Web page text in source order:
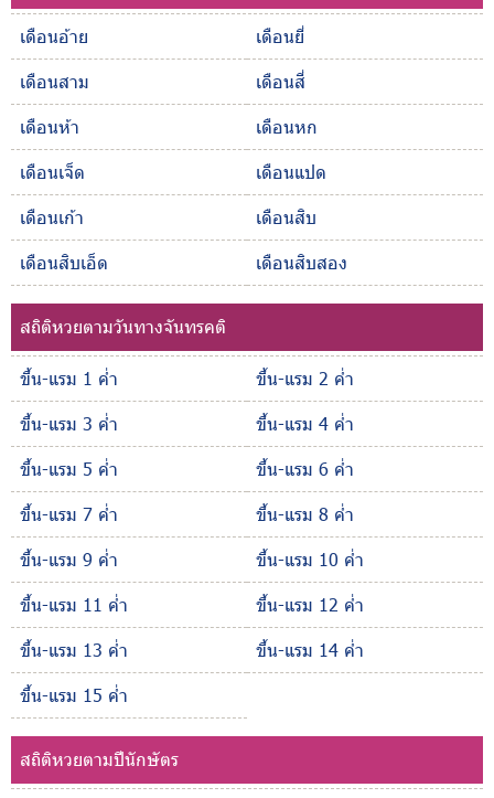
เดือนอ้าย
เดือนยี่
เดือนสาม
เดือนสี่
เดือนห้า
เดือนหก
เดือนเจ็ด
เดือนแปด
เดือนเก้า
เดือนสิบ
เดือนสิบเอ็ด
เดือนสิบสอง
สถิติหวยตามวันทางจันทรคติ
ขึ้น-แรม 1 ค่ำ
ขึ้น-แรม 2 ค่ำ
ขึ้น-แรม 3 ค่ำ
ขึ้น-แรม 4 ค่ำ
ขึ้น-แรม 5 ค่ำ
ขึ้น-แรม 6 ค่ำ
ขึ้น-แรม 7 ค่ำ
ขึ้น-แรม 8 ค่ำ
ขึ้น-แรม 9 ค่ำ
ขึ้น-แรม 10 ค่ำ
ขึ้น-แรม 11 ค่ำ
ขึ้น-แรม 12 ค่ำ
ขึ้น-แรม 13 ค่ำ
ขึ้น-แรม 14 ค่ำ
ขึ้น-แรม 15 ค่ำ
สถิติหวยตามปีนักษัตร